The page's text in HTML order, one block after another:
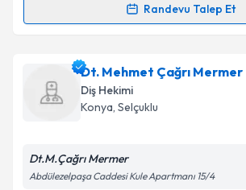
Kişisel verilerimin işlenmesine
Metni'ni okudum ve kişisel
Takvim Talebini
Randevu Talep Et
Randevu Takvimi Talebi
Dt. İsmail Efe Dilcioğluiçin randevu
oluşturun. Size bu uzmandan randevu
takvim hazırlandığında e-posta ile
Dt. Mehmet Çağrı Mermer
Diş Hekimi
Konya, Selçuklu
Dt.M.Çağrı Mermer
Abdülezelpaşa Caddesi Kule Apartmanı 15/4